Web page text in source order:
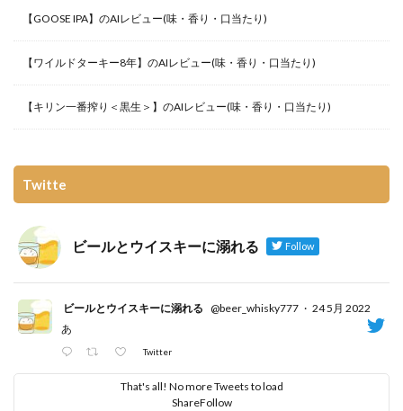
【GOOSE IPA】のAIレビュー(味・香り・口当たり)
【ワイルドターキー8年】のAIレビュー(味・香り・口当たり)
【キリン一番搾り＜黒生＞】のAIレビュー(味・香り・口当たり)
Twitte
ビールとウイスキーに溺れる Follow
ビールとウイスキーに溺れる @beer_whisky777 · 24 5月 2022
あ
Twitter
That's all! No more Tweets to load
ShareFollow